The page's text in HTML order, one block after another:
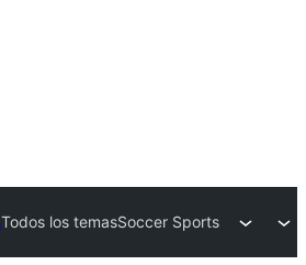
Todos los temasSoccer Sports